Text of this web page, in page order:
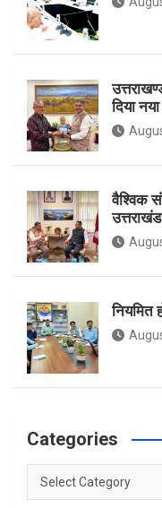
k
दिया
वैश्विक
नियमित
Categories
Categories